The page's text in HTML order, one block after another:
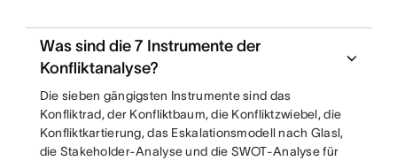
Was sind die 7 Instrumente der
Konfliktanalyse?
Die sieben gängigsten Instrumente sind das
Konfliktrad, der Konfliktbaum, die Konfliktzwiebel, die
Konfliktkartierung, das Eskalationsmodell nach Glasl,
die Stakeholder-Analyse und die SWOT-Analyse für